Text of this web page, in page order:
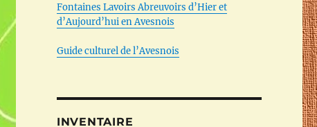
Fontaines Lavoirs Abreuvoirs d’Hier et
d’Aujourd’hui en Avesnois
Guide culturel de l’Avesnois
INVENTAIRE